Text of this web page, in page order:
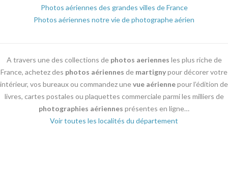
Photos aériennes des grandes villes de France
Photos aériennes notre vie de photographe aérien
A travers une des collections de photos aeriennes les plus riche de
France, achetez des photos aériennes de martignypour décorer votre
intérieur, vos bureaux ou commandez unevue aériennepour l’édition de
livres, cartes postales ou plaquettes commerciale parmi les milliers de
photographies aériennes présentes en ligne…
Voir toutes les localités du département